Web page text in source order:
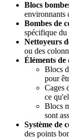
Blocs
environnants
Bombes de
spécifique du
Nettoyeurs
ou des
Éléments de
Blocs
pour
Cages
ce
Blocs
sont
Système de
des points